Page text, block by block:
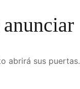
abrirá sus puertas.